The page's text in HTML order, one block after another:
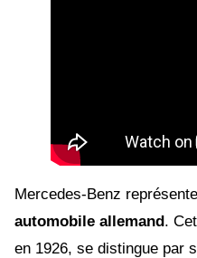
Mercedes-Benz
automobile allemand.
en 1926, se distingue par